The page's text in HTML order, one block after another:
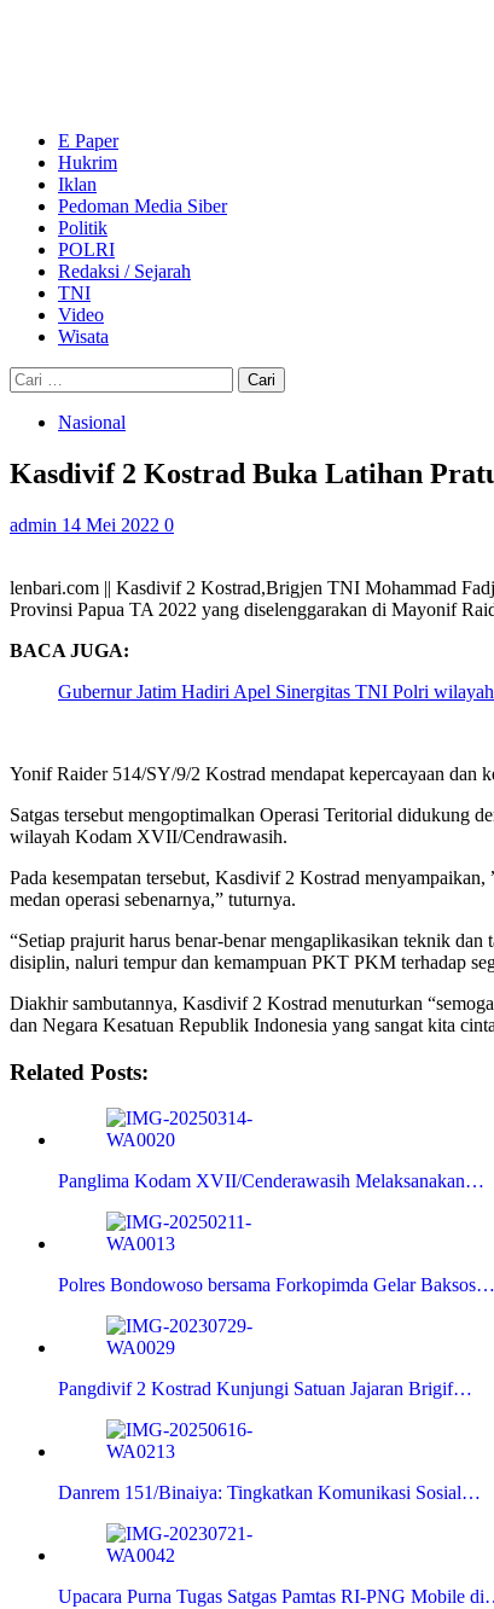
E Paper
Hukrim
Iklan
Pedoman Media Siber
Politik
POLRI
Redaksi / Sejarah
TNI
Video
Wisata
Cari
untuk:
Nasional
Kasdivif 2 Kostrad Buka Latihan
admin 14 Mei 2022 0
lenbari.com || Kasdivif 2 Kostrad,Brigjen TNI Mohammad
Provinsi Papua TA 2022 yang diselenggarakan di Mayonif
BACA JUGA:
Gubernur Jatim Hadiri Apel Sinergitas TNI Polri
Yonif Raider 514/SY/9/2 Kostrad mendapat kepercayaan dan
Satgas tersebut mengoptimalkan Operasi Teritorial didukung
wilayah Kodam XVII/Cendrawasih.
Pada kesempatan tersebut, Kasdivif 2 Kostrad
medan operasi sebenarnya,” tuturnya.
“Setiap prajurit harus benar-benar mengaplikasikan teknik
disiplin, naluri tempur dan kemampuan PKT PKM terhadap
Diakhir sambutannya, Kasdivif 2 Kostrad menuturkan
dan Negara Kesatuan Republik Indonesia yang sangat kita
Related Posts:
Panglima Kodam XVII/Cenderawasih Melaksanakan…
Polres Bondowoso bersama Forkopimda Gelar Baksos…
Pangdivif 2 Kostrad Kunjungi Satuan Jajaran Brigif…
Danrem 151/Binaiya: Tingkatkan Komunikasi Sosial…
Upacara Purna Tugas Satgas Pamtas RI-PNG Mobile